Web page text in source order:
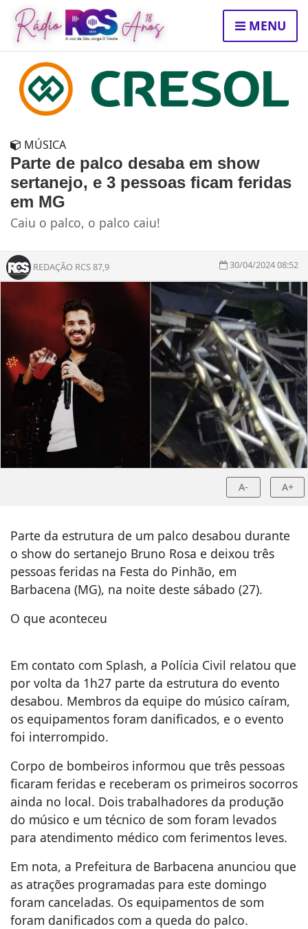
MENU
MÚSICA
Parte de palco desaba em show
sertanejo, e 3 pessoas ficam feridas
em MG
Caiu o palco, o palco caiu!
REDAÇÃO RCS 87,9 30/04/2024 08:52
A- A+
Parte da estrutura de um palco desabou durante
o show do sertanejo Bruno Rosa e deixou três
pessoas feridas na Festa do Pinhão, em
Barbacena (MG), na noite deste sábado (27).
O que aconteceu
Em contato com Splash, a Polícia Civil relatou que
por volta da 1h27 parte da estrutura do evento
desabou. Membros da equipe do músico caíram,
os equipamentos foram danificados, e o evento
foi interrompido.
Corpo de bombeiros informou que três pessoas
ficaram feridas e receberam os primeiros socorros
ainda no local. Dois trabalhadores da produção
do músico e um técnico de som foram levados
para atendimento médico com ferimentos leves.
Em nota, a Prefeitura de Barbacena anunciou que
as atrações programadas para este domingo
foram canceladas. Os equipamentos de som
foram danificados com a queda do palco.